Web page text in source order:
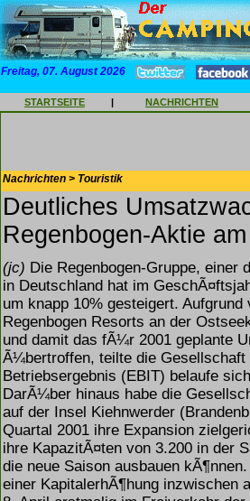
Freitag, 07. August 2026
STARTSEITE | NACHRICHTEN
Nachrichten > Touristik
Deutliches
Regenbogen-Aktie
(jc) Die Regenbogen-Gruppe, einer
in Deutschland hat im
um knapp 10% gesteigert.
Regenbogen Resorts an der
und damit das fÃ¼r 2001 geplante
Ã¼bertroffen, teilte die
Betriebsergebnis (EBIT) belaufe
DarÃ¼ber hinaus habe die
auf der Insel Kiehnwerder
Quartal 2001 ihre Expansion
ihre KapazitÃ¤ten von 3.200 in der
die neue Saison ausbauen
einer KapitalerhÃ¶hung inzwischen